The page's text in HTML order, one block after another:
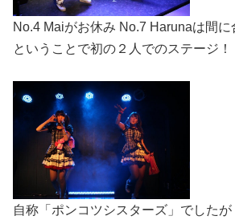
No.4 Maiがお休み No.7 Harunaは間に
ということで初の２人でのステージ！
自称「ポンコツシスターズ」でしたが